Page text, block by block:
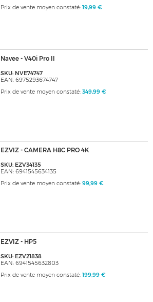
Prix de vente moyen constaté: 19,99 €
Navee - V40i Pro II
SKU: NVE74747
EAN: 6975293674747
Prix de vente moyen constaté: 349,99 €
EZVIZ - CAMERA H8C PRO 4K
SKU: EZV34135
EAN: 6941545634135
Prix de vente moyen constaté: 99,99 €
EZVIZ - HP5
SKU: EZV21838
EAN: 6941545632803
Prix de vente moyen constaté: 199,99 €